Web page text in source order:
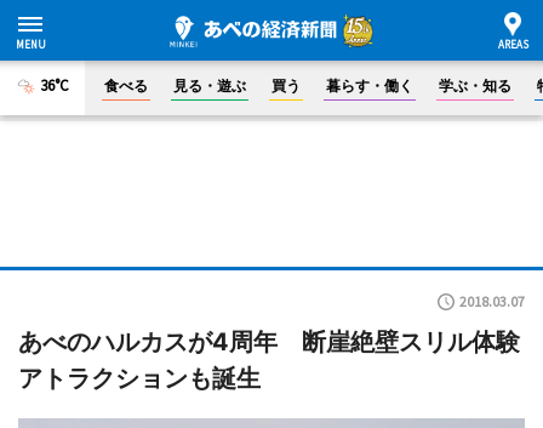
36°C 食べる 見る・遊ぶ 買う 暮らす・働く 学ぶ・知る
2018.03.07
あべのハルカスが4周年 断崖絶壁スリル体験
アトラクションも誕生